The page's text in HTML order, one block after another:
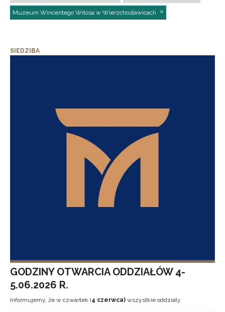
Muzeum Wincentego Witosa w Wierzchosławicach
SIEDZIBA
GODZINY OTWARCIA ODDZIAŁÓW 4-
5.06.2026 R.
Informujemy, że w czwartek (4 czerwca) wszystkie oddziały